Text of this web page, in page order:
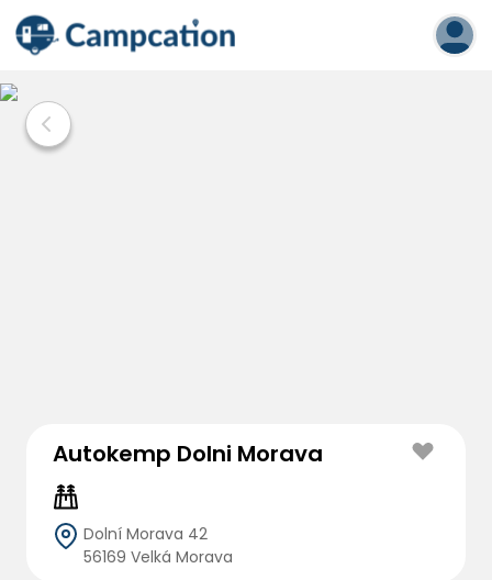
Autokemp Dolni Morava
Dolní Morava 42
56169 Velká Morava